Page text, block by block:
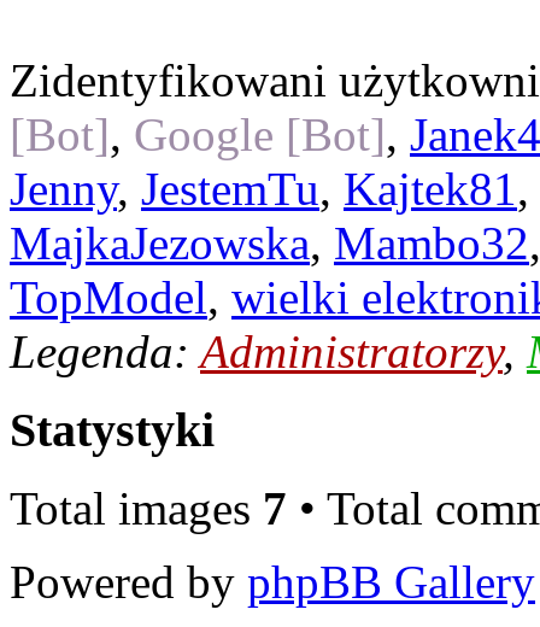
Zidentyfikowani
[Bot], Google [Bot],
Jenny, JestemTu, Kajtek81,
MajkaJezowska, Mambo32
TopModel, wielki
Legenda:Administratorzy,
Statystyki
Total images 7 • Total
Powered by phpBB Gallery